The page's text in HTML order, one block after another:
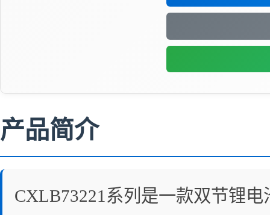
产品简介
CXLB73221系列是一款双节锂